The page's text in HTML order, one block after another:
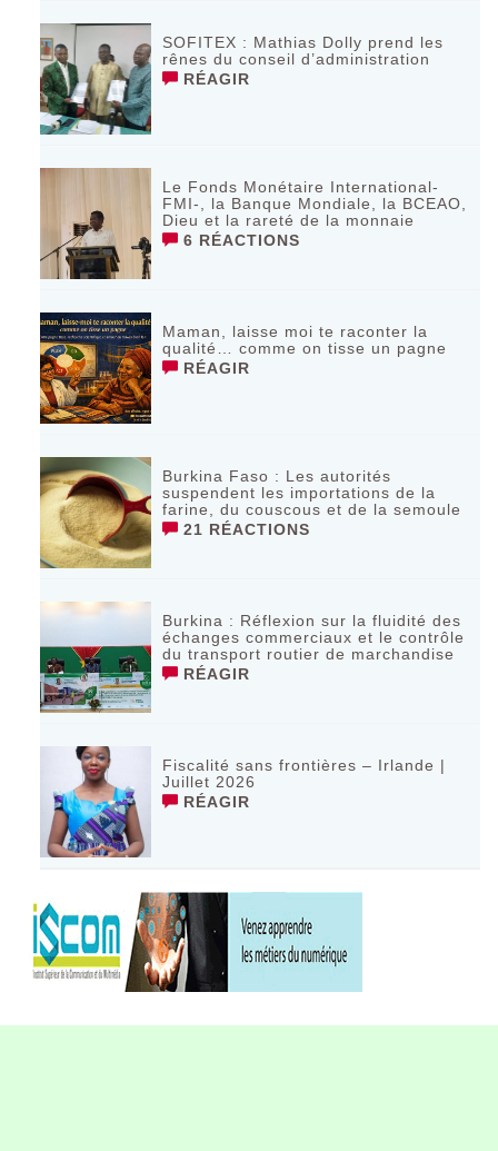
SOFITEX : Mathias Dolly prend les
rênes du conseil d’administration
RÉAGIR
Le Fonds Monétaire International-
FMI-, la Banque Mondiale, la BCEAO,
Dieu et la rareté de la monnaie
6 RÉACTIONS
Maman, laisse moi te raconter la
qualité… comme on tisse un pagne
RÉAGIR
Burkina Faso : Les autorités
suspendent les importations de la
farine, du couscous et de la semoule
21 RÉACTIONS
Burkina : Réflexion sur la fluidité des
échanges commerciaux et le contrôle
du transport routier de marchandise
RÉAGIR
Fiscalité sans frontières – Irlande |
Juillet 2026
RÉAGIR